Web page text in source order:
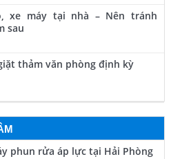
xe máy tại nhà – Nên tránh
sau
thảm văn phòng định kỳ
phun rửa áp lực tại Hải Phòng